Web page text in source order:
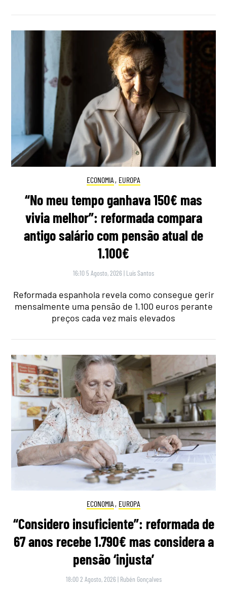
ECONOMIA , EUROPA
“No meu tempo ganhava 150€ mas
vivia melhor”: reformada compara
antigo salário com pensão atual de
1.100€
16:10 5 Agosto, 2026 | Luís Santos
Reformada espanhola revela como consegue gerir
mensalmente uma pensão de 1.100 euros perante
preços cada vez mais elevados
ECONOMIA , EUROPA
“Considero insuficiente”: reformada de
67 anos recebe 1.790€ mas considera a
pensão ‘injusta’
18:00 2 Agosto, 2026 | Rubén Gonçalves